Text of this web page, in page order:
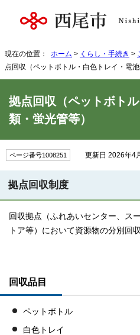
現在の位置： ホーム > くらし・手続き >
点回収（ペットボトル・白色トレイ・電池
拠点回収（ペットボト
類・蛍光管等）
ページ番号1008251 更新日 2026年4
拠点回収制度
回収拠点（ふれあいセンター、ス
トア等）において資源物の分別回
回収品目
ペットボトル
白色トレイ